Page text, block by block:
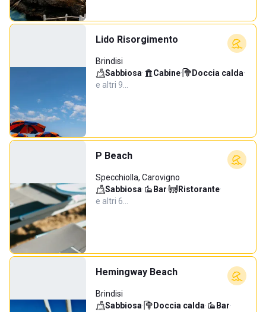
Lido Risorgimento
Brindisi
Sabbiosa· Cabine· Doccia calda·
e altri 9…
P Beach
Specchiolla, Carovigno
Sabbiosa· Bar· Ristorante·
e altri 6…
Hemingway Beach
Brindisi
Sabbiosa· Doccia calda· Bar·